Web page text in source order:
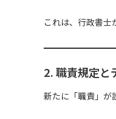
これは、行政書士
2. 職責規定と
新たに「職責」が